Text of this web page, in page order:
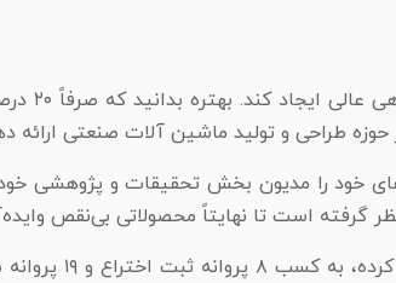
طراحی و تولید ماشین آلات صنعتی ارائه
خود را مدیون بخش تحقیقات و پژوهشی
گرفته است تا نهایتاً محصولاتی بی‌نقص
از جمله